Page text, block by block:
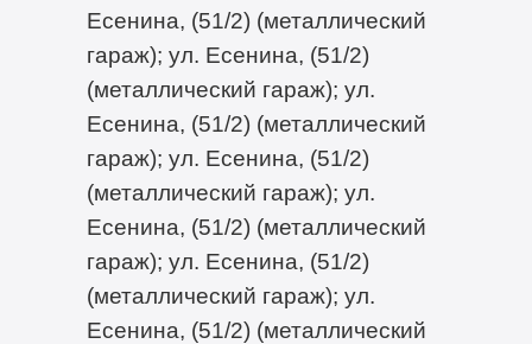
Есенина, (51/2) (металлический
гараж); ул. Есенина, (51/2)
(металлический гараж); ул.
Есенина, (51/2) (металлический
гараж); ул. Есенина, (51/2)
(металлический гараж); ул.
Есенина, (51/2) (металлический
гараж); ул. Есенина, (51/2)
(металлический гараж); ул.
Есенина, (51/2) (металлический